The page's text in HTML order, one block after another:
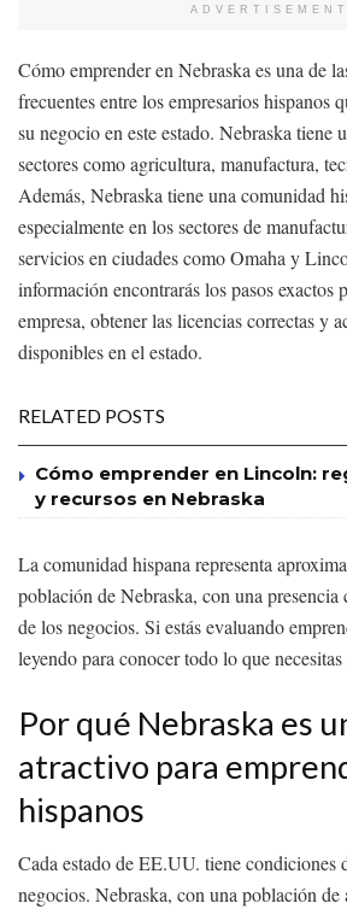
ADVERTISEMENT
Cómo emprender en Nebraska es una de
frecuentes entre los empresarios hispanos
su negocio en este estado. Nebraska tiene
sectores como agricultura, manufactura,
Además, Nebraska tiene una comunidad
especialmente en los sectores de
servicios en ciudades como Omaha y
información encontrarás los pasos exactos
empresa, obtener las licencias correctas y
disponibles en el estado.
RELATED POSTS
Cómo emprender en Lincoln:
y recursos en Nebraska
La comunidad hispana representa
población de Nebraska, con una presencia
de los negocios. Si estás evaluando
leyendo para conocer todo lo que necesitas
Por qué Nebraska es
atractivo para
hispanos
Cada estado de EE.UU. tiene condiciones
negocios. Nebraska, con una población de